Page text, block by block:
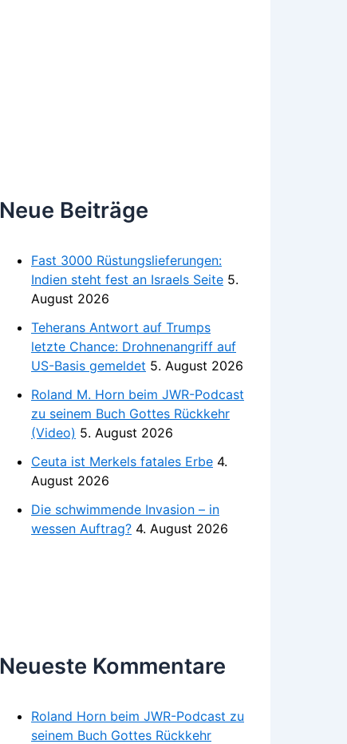
Neue Beiträge
Fast 3000 Rüstungslieferungen:
Indien steht fest an Israels Seite 5.
August 2026
Teherans Antwort auf Trumps
letzte Chance: Drohnenangriff auf
US-Basis gemeldet 5. August 2026
Roland M. Horn beim JWR-Podcast
zu seinem Buch Gottes Rückkehr
(Video) 5. August 2026
Ceuta ist Merkels fatales Erbe 4.
August 2026
Die schwimmende Invasion – in
wessen Auftrag? 4. August 2026
Neueste Kommentare
Roland Horn beim JWR-Podcast zu
seinem Buch Gottes Rückkehr